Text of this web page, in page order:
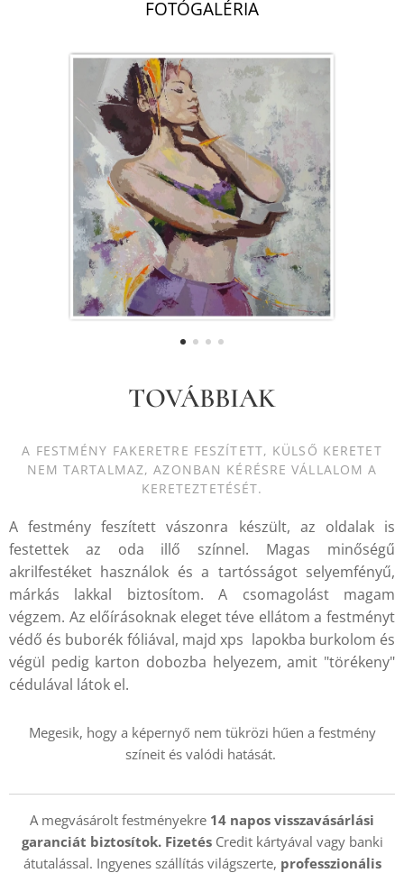
FOTÓGALÉRIA
TOVÁBBIAK
A FESTMÉNY FAKERETRE FESZÍTETT, KÜLSŐ KERETET
NEM TARTALMAZ, AZONBAN KÉRÉSRE VÁLLALOM A
KERETEZTETÉSÉT.
A festmény feszített vászonra készült, az oldalak is
festettek az oda illő színnel. Magas minőségű
akrilfestéket használok és a tartósságot selyemfényű,
márkás lakkal biztosítom. A csomagolást magam
végzem. Az előírásoknak eleget téve ellátom a festményt
védő és buborék fóliával, majd xps lapokba burkolom és
végül pedig karton dobozba helyezem, amit "törékeny"
cédulával látok el.
Megesik, hogy a képernyő nem tükrözi hűen a festmény
színeit és valódi hatását.
A megvásárolt festményekre 14 napos visszavásárlási
garanciát biztosítok. Fizetés Credit kártyával vagy banki
átutalással. Ingyenes szállítás világszerte, professzionális